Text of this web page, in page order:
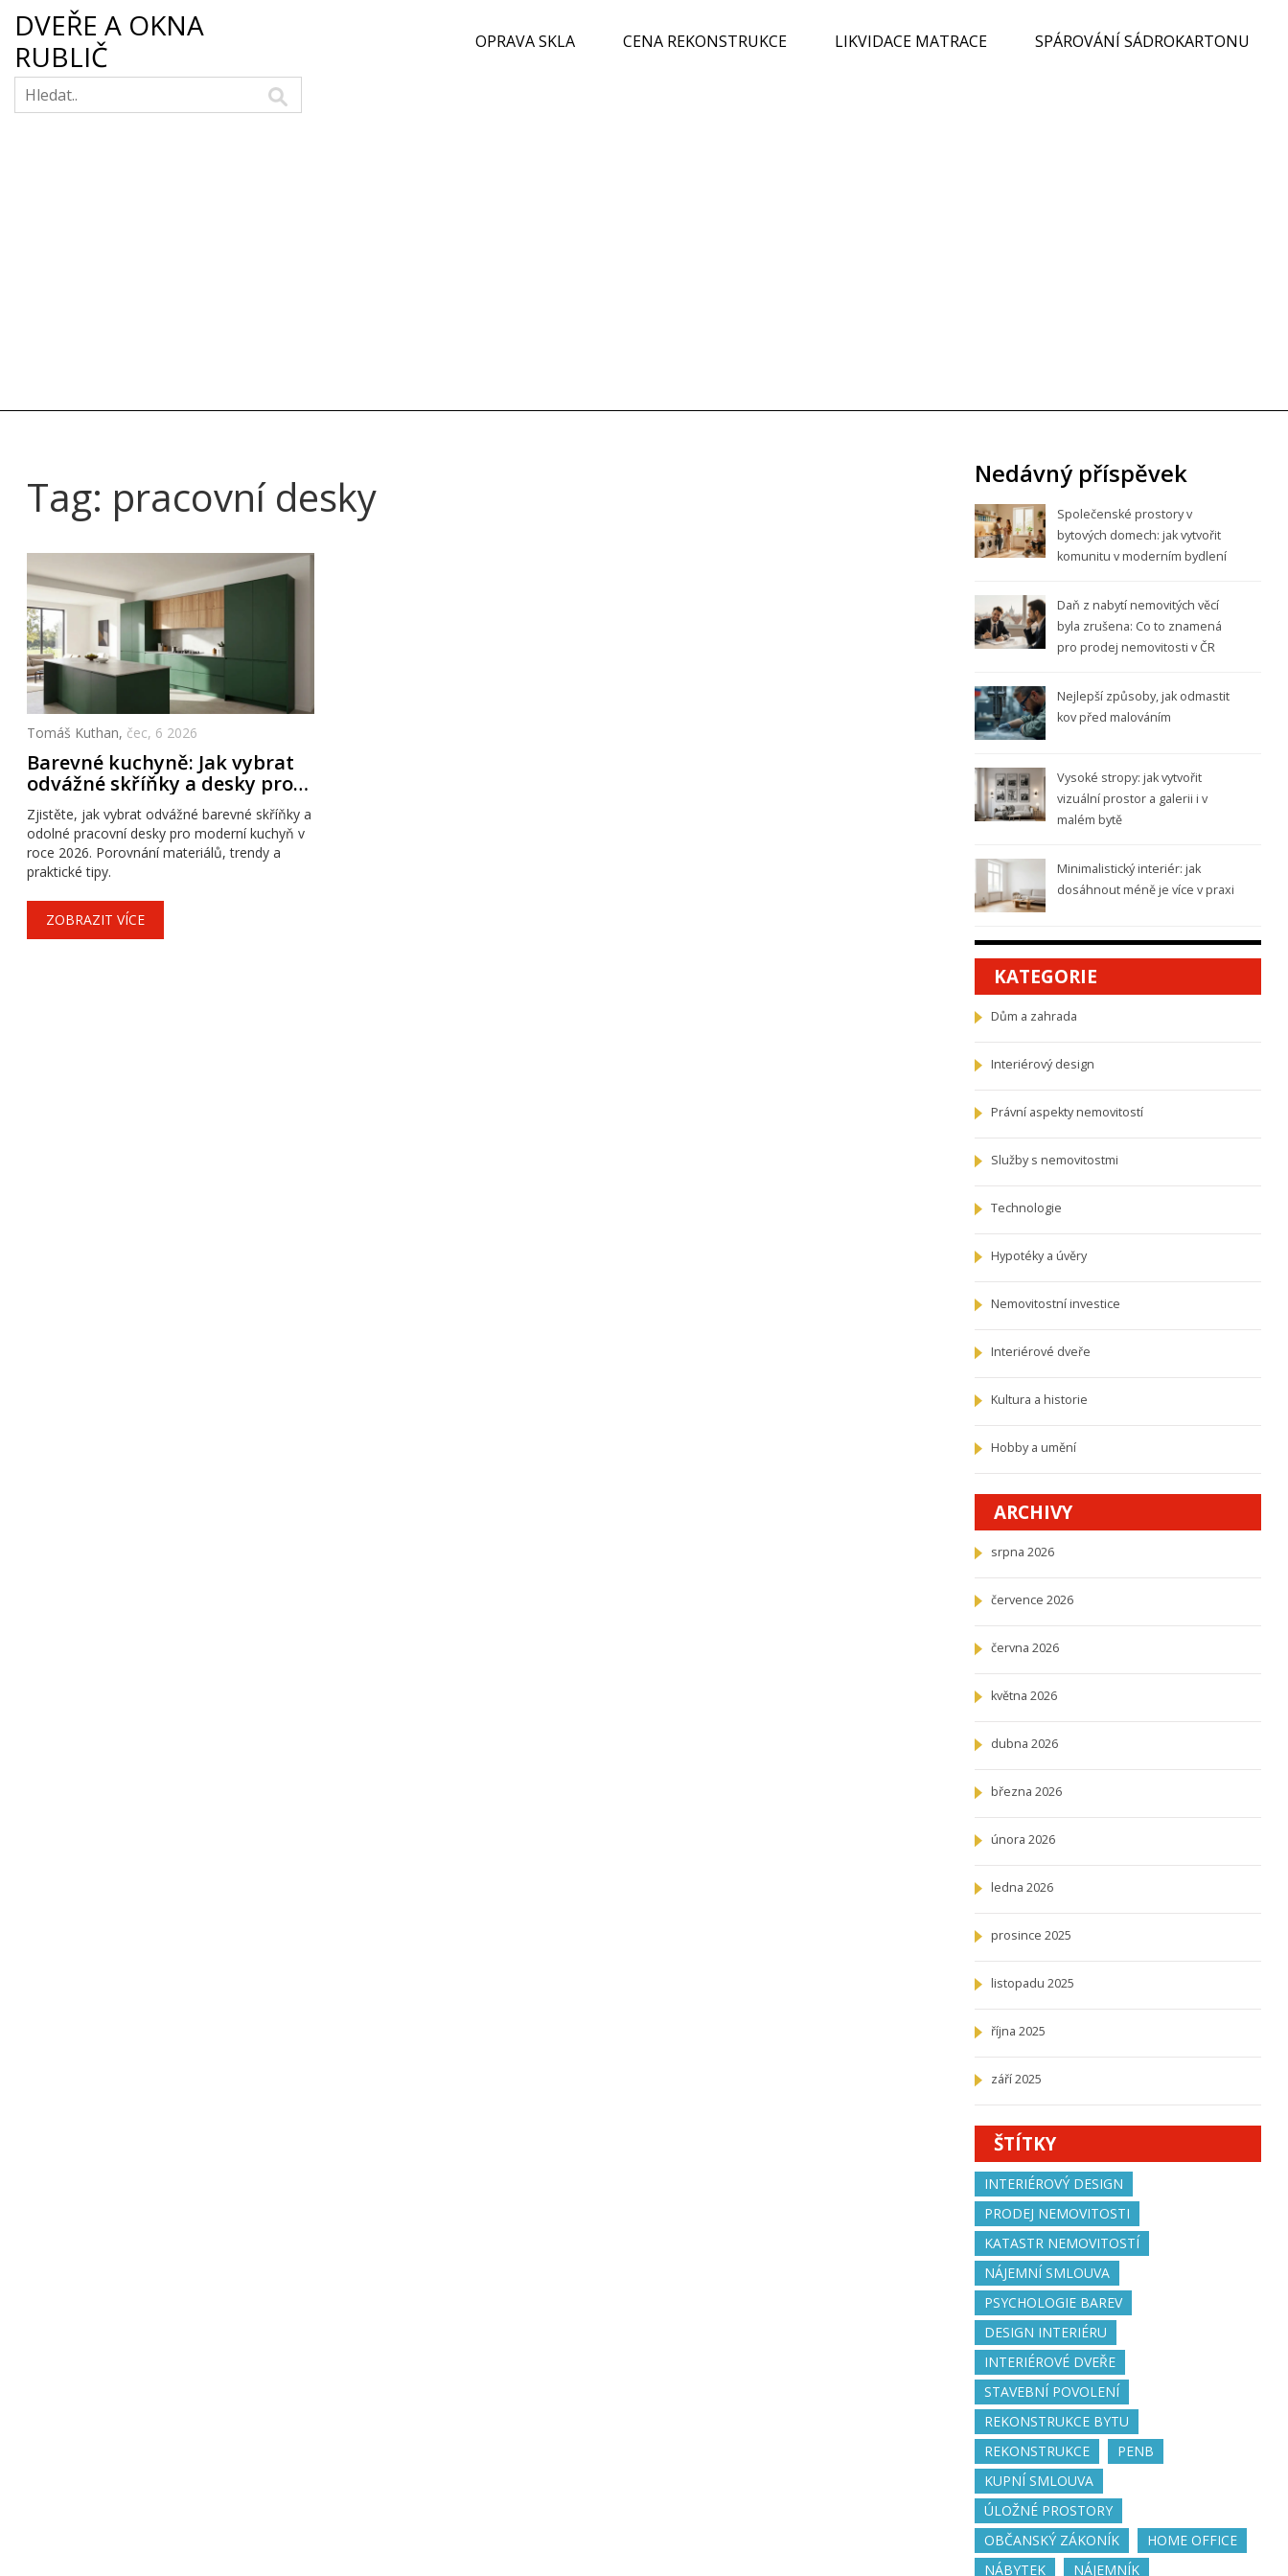
DVEŘE A OKNA
RUBLIČ
OPRAVA SKLA CENA REKONSTRUKCE LIKVIDACE MATRACE SPÁROVÁNÍ SÁDROKARTONU
Tag: pracovní desky
Tomáš Kuthan, čec, 6 2026
Barevné kuchyně: Jak vybrat
odvážné skříňky a desky pro
rok 2026
Zjistěte, jak vybrat odvážné barevné skříňky a
odolné pracovní desky pro moderní kuchyň v
roce 2026. Porovnání materiálů, trendy a
praktické tipy.
ZOBRAZIT VÍCE
Nedávný příspěvek
Společenské prostory v
bytových domech: jak vytvořit
komunitu v moderním bydlení
Daň z nabytí nemovitých věcí
byla zrušena: Co to znamená
pro prodej nemovitosti v ČR
Nejlepší způsoby, jak odmastit
kov před malováním
Vysoké stropy: jak vytvořit
vizuální prostor a galerii i v
malém bytě
Minimalistický interiér: jak
dosáhnout méně je více v praxi
KATEGORIE
Dům a zahrada
Interiérový design
Právní aspekty nemovitostí
Služby s nemovitostmi
Technologie
Hypotéky a úvěry
Nemovitostní investice
Interiérové dveře
Kultura a historie
Hobby a umění
ARCHIVY
srpna 2026
července 2026
června 2026
května 2026
dubna 2026
března 2026
února 2026
ledna 2026
prosince 2025
listopadu 2025
října 2025
září 2025
ŠTÍTKY
INTERIÉROVÝ DESIGN
PRODEJ NEMOVITOSTI
KATASTR NEMOVITOSTÍ
NÁJEMNÍ SMLOUVA
PSYCHOLOGIE BAREV
DESIGN INTERIÉRU
INTERIÉROVÉ DVEŘE
STAVEBNÍ POVOLENÍ
REKONSTRUKCE BYTU
REKONSTRUKCE
PENB
KUPNÍ SMLOUVA
ÚLOŽNÉ PROSTORY
OBČANSKÝ ZÁKONÍK
HOME OFFICE
NÁBYTEK
NÁJEMNÍK